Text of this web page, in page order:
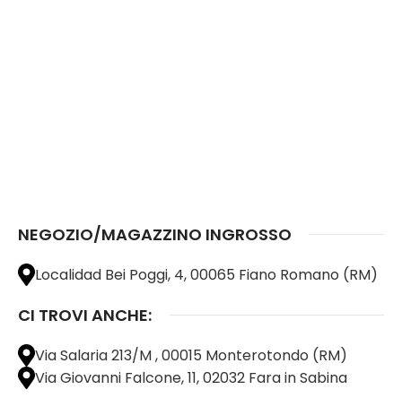
NEGOZIO/MAGAZZINO INGROSSO
Localidad Bei Poggi, 4, 00065 Fiano Romano (RM)
CI TROVI ANCHE:
Via Salaria 213/M , 00015 Monterotondo (RM)
Via Giovanni Falcone, 11, 02032 Fara in Sabina